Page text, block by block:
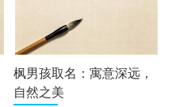
枫男孩取名：寓意深远，
自然之美